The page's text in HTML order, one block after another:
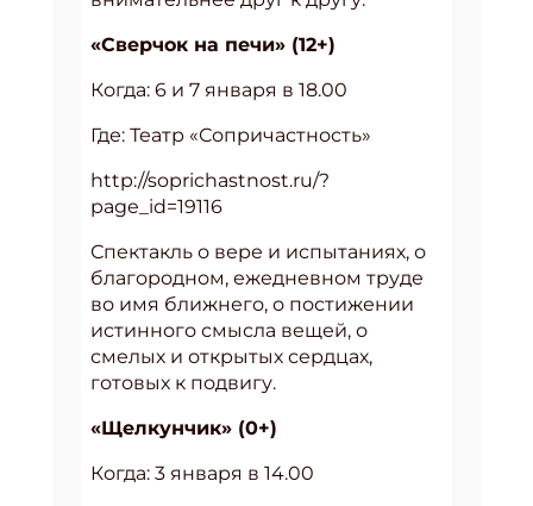
«Сверчок на печи» (12+)
Когда: 6 и 7 января в 18.00
Где: Театр «Сопричастность»
http://soprichastnost.ru/?
page_id=19116
Спектакль о вере и испытаниях, о
благородном, ежедневном труде
во имя ближнего, о постижении
истинного смысла вещей, о
смелых и открытых сердцах,
готовых к подвигу.
«Щелкунчик» (0+)
Когда: 3 января в 14.00